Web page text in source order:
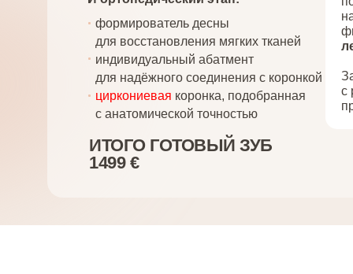
ИТОГО ГОТОВЫЙ ЗУБ
1499 €
формирователь десны
для восстановления мягких тканей
индивидуальный абатмент
для надёжного соединения с коронкой
циркониевая коронка, подобранная
с анатомической точностью
с